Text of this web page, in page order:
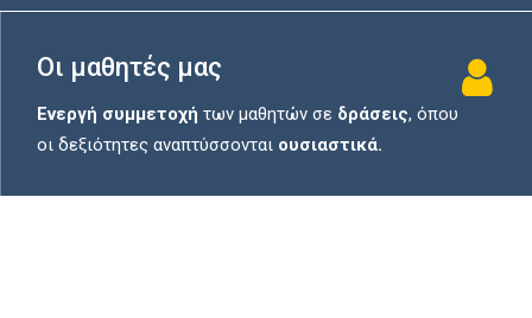
Οι μαθητές μας
Ενεργή συμμετοχή των μαθητών σε δράσεις, όπου
οι δεξιότητες αναπτύσσονται ουσιαστικά.